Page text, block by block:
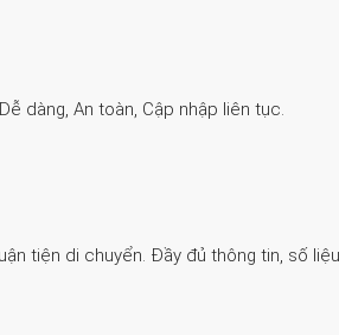
dàng, An toàn, Cập nhập liên tục.
tiện di chuyển. Đầy đủ thông tin, số